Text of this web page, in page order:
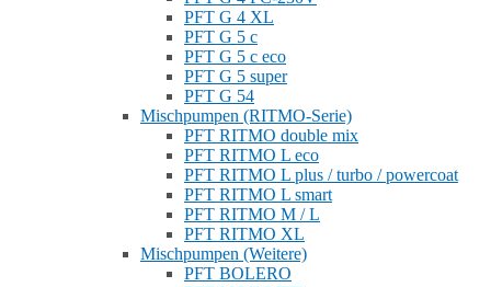
PFT G 4 XL
PFT G 5 c
PFT G 5 c eco
PFT G 5 super
PFT G 54
Mischpumpen (RITMO-Serie)
PFT RITMO double mix
PFT RITMO L eco
PFT RITMO L plus / turbo / powercoat
PFT RITMO L smart
PFT RITMO M / L
PFT RITMO XL
Mischpumpen (Weitere)
PFT BOLERO